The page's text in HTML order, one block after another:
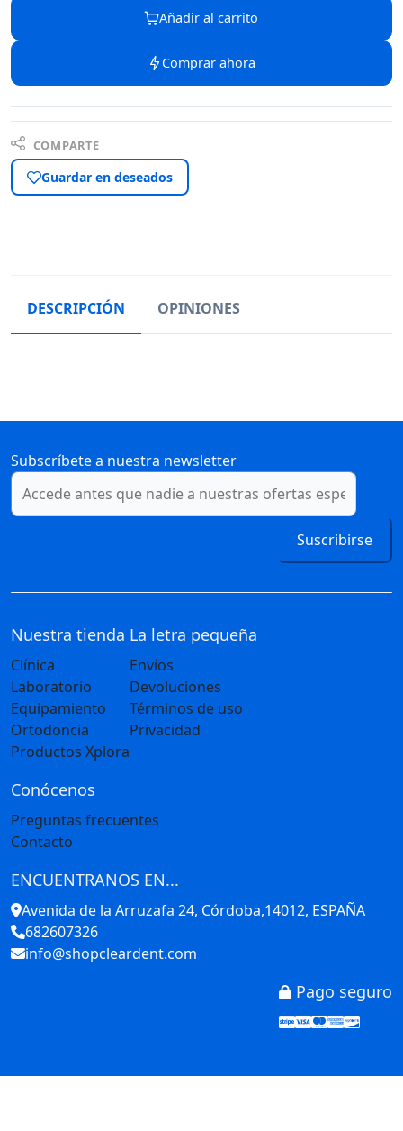
Añadir al carrito
Comprar ahora
COMPARTE
Guardar en deseados
DESCRIPCIÓN OPINIONES
Subscríbete a nuestra newsletter
Suscribirse
Nuestra tienda
Clínica
Laboratorio
Equipamiento
Ortodoncia
Productos Xplora
La letra pequeña
Envíos
Devoluciones
Términos de uso
Privacidad
Conócenos
Preguntas frecuentes
Contacto
ENCUENTRANOS EN...
Avenida de la Arruzafa 24, Córdoba,14012, ESPAÑA
682607326
info@shopcleardent.com
Pago seguro
Stripe
Visa